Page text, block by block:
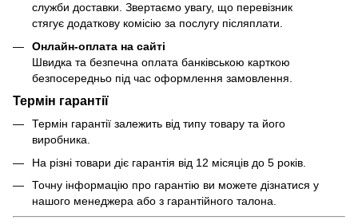
служби доставки. Звертаємо увагу, що перевізник
стягує додаткову комісію за послугу післяплати.
Онлайн-оплата на сайті
Швидка та безпечна оплата банківською карткою
безпосередньо під час оформлення замовлення.
Термін гарантії
Термін гарантії залежить від типу товару та його
виробника.
На різні товари діє гарантія від 12 місяців до 5 років.
Точну інформацію про гарантію ви можете дізнатися у
нашого менеджера або з гарантійного талона.